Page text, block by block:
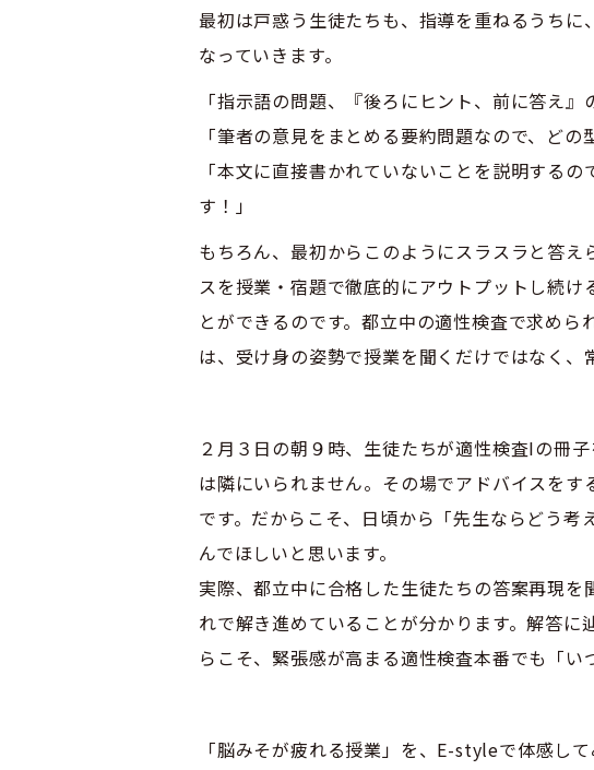
最初は戸惑う生徒たちも、指導を重ねるうち
なっていきます。
「指示語の問題、『後ろにヒント、前に答え』
「筆者の意見をまとめる要約問題なので、どの
「本文に直接書かれていないことを説明する
す！」
もちろん、最初からこのようにスラスラと答
スを授業・宿題で徹底的にアウトプットし続
とができるのです。都立中の適性検査で求め
は、受け身の姿勢で授業を聞くだけではなく、
２月３日の朝９時、生徒たちが適性検査Iの冊
は隣にいられません。その場でアドバイスを
です。だからこそ、日頃から「先生ならどう
んでほしいと思います。
実際、都立中に合格した生徒たちの答案再現
れで解き進めていることが分かります。解答
らこそ、緊張感が高まる適性検査本番でも「い
「脳みそが疲れる授業」を、E-styleで体感して